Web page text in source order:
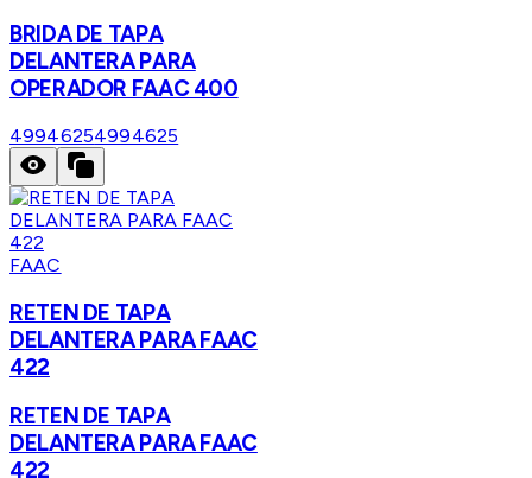
BRIDA DE TAPA
DELANTERA PARA
OPERADOR FAAC 400
49946254994625
FAAC
RETEN DE TAPA
DELANTERA PARA FAAC
422
RETEN DE TAPA
DELANTERA PARA FAAC
422